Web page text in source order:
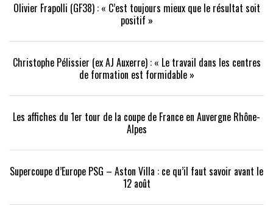
Olivier Frapolli (GF38) : « C’est toujours mieux que le résultat soit
positif »
Christophe Pélissier (ex AJ Auxerre) : « Le travail dans les centres
de formation est formidable »
Les affiches du 1er tour de la coupe de France en Auvergne Rhône-
Alpes
Supercoupe d’Europe PSG – Aston Villa : ce qu’il faut savoir avant le
12 août